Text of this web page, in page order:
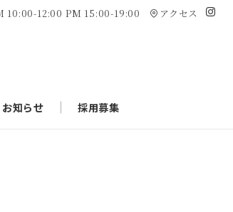
10:00-12:00 PM 15:00-19:00 アクセス
お知らせ 採用募集